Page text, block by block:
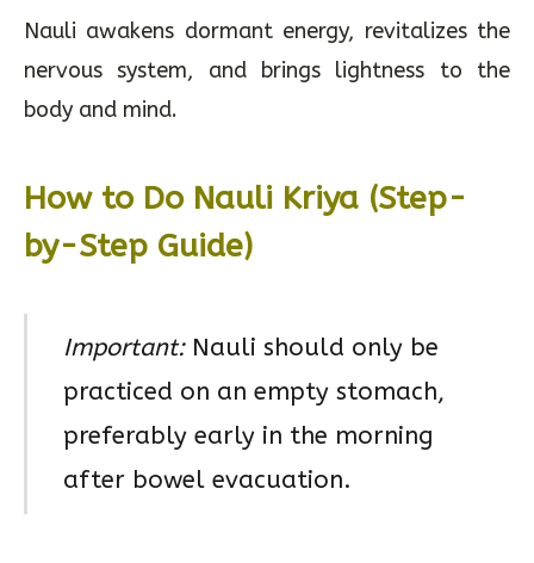
Nauli awakens dormant energy, revitalizes the
nervous system, and brings lightness to the
body and mind.
How to Do Nauli Kriya (Step-
by-Step Guide)
Important:Nauli should only be
practiced on an empty stomach,
preferably early in the morning
after bowel evacuation.